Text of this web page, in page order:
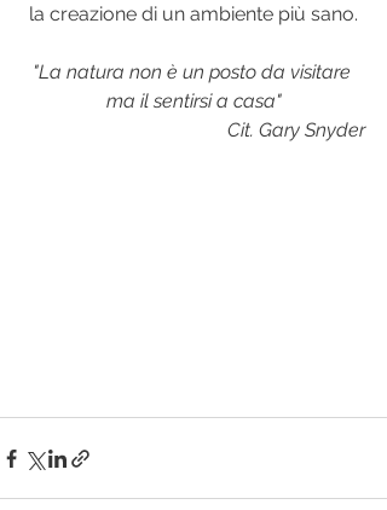
la creazione di un ambiente più sano.
"La natura non è un posto da visitare
ma il sentirsi a casa"
Cit. Gary Snyder